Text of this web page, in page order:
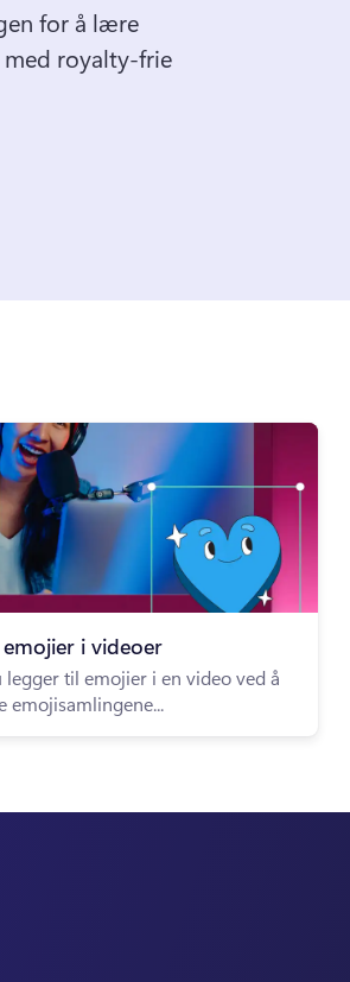
for å lære
med royalty-frie
i videoer
til emojier i en video ved å
emojisamlingene...